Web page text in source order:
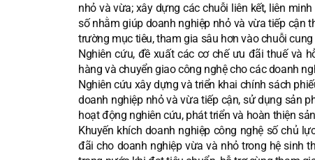
nhỏ và vừa; xây dựng các chuỗi liên kết, liên
số nhằm giúp doanh nghiệp nhỏ và vừa tiếp cận
trường mục tiêu, tham gia sâu hơn vào chuỗi
Nghiên cứu, đề xuất các cơ chế ưu đãi thuế và
hàng và chuyển giao công nghệ cho các doanh
Nghiên cứu xây dựng và triển khai chính sách
doanh nghiệp nhỏ và vừa tiếp cận, sử dụng sản
hoạt động nghiên cứu, phát triển và hoàn thiện
Khuyến khích doanh nghiệp công nghệ số chủ
đãi cho doanh nghiệp vừa và nhỏ trong hệ sinh